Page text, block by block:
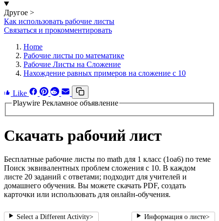
Другое >
Как использовать рабочие листы
Связаться и прокомментировать
Home
Рабочие листы по математике
Рабочие Листы на Сложение
Нахождение равных примеров на сложение с 10
Like
Playwire Рекламное объявление
Скачать рабочий лист
Бесплатные рабочие листы по math для 1 класс (1oa6) по теме
Поиск эквивалентных проблем сложения с 10. В каждом
листе 20 заданий с ответами; подходит для учителей и
домашнего обучения. Вы можете скачать PDF, создать
карточки или использовать для онлайн-обучения.
Select a Different Activity> Информация о листе>